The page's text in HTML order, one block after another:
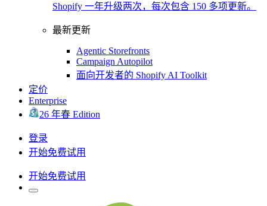
Shopify 一年升级两次，每次包含 150 多项更新。
最新更新
Agentic Storefronts
Campaign Autopilot
面向开发者的 Shopify AI Toolkit
定价
Enterprise
26 年春 Edition
登录
开始免费试用
开始免费试用